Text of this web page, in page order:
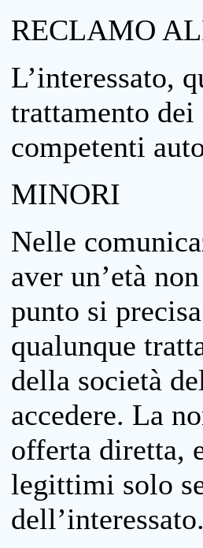
RECLAMO
L’interessato,
trattamento
competenti
MINORI
Nelle
aver un’età
punto si
qualunque
della società
accedere. La
offerta diretta,
legittimi solo
dell’interessato.